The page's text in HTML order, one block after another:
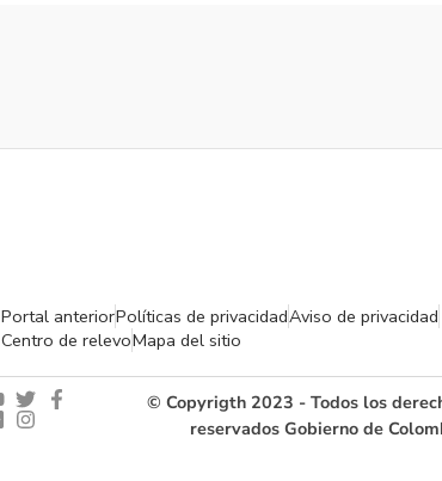
Portal anteriorPolíticas de privacidadAviso de privacidad
Centro de relevoMapa del sitio
© Copyrigth 2023 - Todos los
reservados Gobierno de